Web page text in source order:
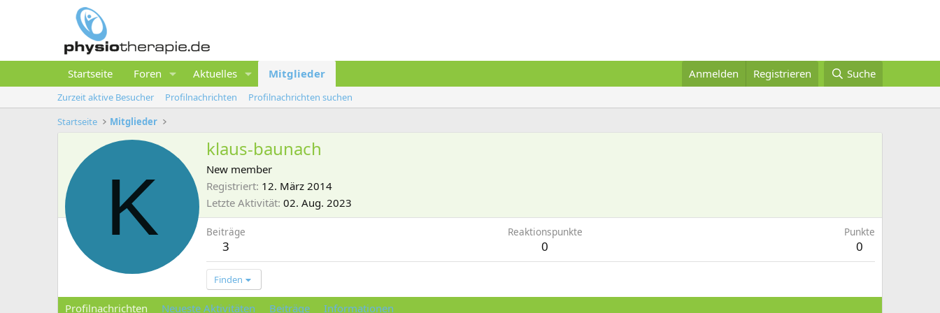
Startseite Foren Aktuelles Mitglieder Anmelden Registrieren Suche
Zurzeit aktive Besucher Profilnachrichten
Profilnachrichten suchen
Startseite
Mitglieder
K
klaus-baunach
New member
Registriert 12. März 2014
Letzte Aktivität 02. Aug. 2023
Beiträge
3
Reaktionspunkte
0
Punkte
0
Finden
Profilnachrichten Neueste Aktivitäten Beiträge Informationen